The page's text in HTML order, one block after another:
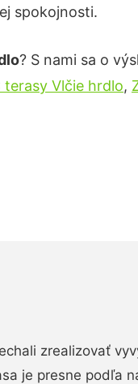
spokojnosti.
? S nami sa o
terasy Vlčie hrdlo,
zrealizovať
je presne podľa